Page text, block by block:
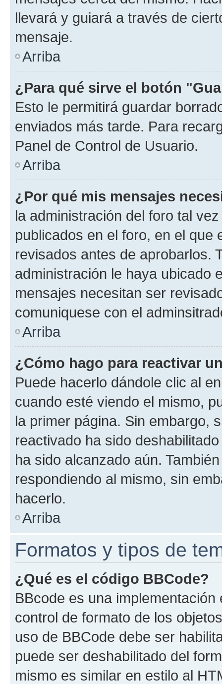
llevará y guiará a través de
mensaje.
Arriba
¿Para qué sirve el botón
Esto le permitirá guardar
enviados más tarde. Para
Panel de Control de Usuario.
Arriba
¿Por qué mis mensajes
la administración del foro tal
publicados en el foro, en el
revisados antes de aprobarlos.
administración le haya ubicado
mensajes necesitan ser
comuniquese con el
Arriba
¿Cómo hago para reactivar
Puede hacerlo dándole clic al
cuando esté viendo el mismo,
la primer página. Sin embargo,
reactivado ha sido
ha sido alcanzado aún.
respondiendo al mismo, sin
hacerlo.
Arriba
Formatos y tipos de
¿Qué es el código BBCode?
BBcode es una
control de formato de los
uso de BBCode debe ser
puede ser deshabilitado del
mismo es similar en estilo al